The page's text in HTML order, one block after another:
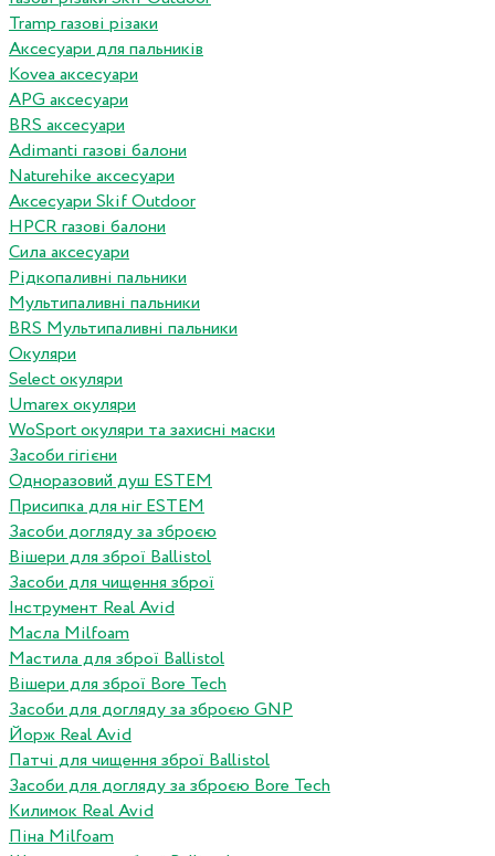
Tramp газові різаки
Аксесуари для пальників
Kovea аксесуари
APG аксесуари
BRS аксесуари
Adimanti газові балони
Naturehike аксесуари
Аксесуари Skif Outdoor
HPCR газові балони
Сила аксесуари
Рідкопаливні пальники
Мультипаливні пальники
BRS Мультипаливні пальники
Окуляри
Select окуляри
Umarex окуляри
WoSport окуляри та захисні маски
Засоби гігієни
Одноразовий душ ESTEM
Присипка для ніг ESTEM
Засоби догляду за зброєю
Вішери для зброї Ballistol
Засоби для чищення зброї
Інструмент Real Avid
Масла Milfoam
Мастила для зброї Ballistol
Вішери для зброї Bore Tech
Засоби для догляду за зброєю GNP
Йорж Real Avid
Патчі для чищення зброї Ballistol
Засоби для догляду за зброєю Bore Tech
Килимок Real Avid
Піна Milfoam